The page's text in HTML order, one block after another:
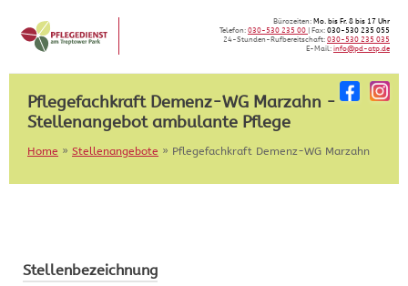
to
content
Bürozeiten: Mo. bis Fr. 8 bis 17 Uhr
Telefon: 030-530 235 00 | Fax: 030-530 235 055
24-Stunden-Rufbereitschaft: 030-530 235 035
E-Mail: info@pd-atp.de
Pflegefachkraft Demenz-WG Marzahn -
Stellenangebot ambulante Pflege
Home » Stellenangebote » Pflegefachkraft Demenz-WG Marzahn
Stellenbezeichnung